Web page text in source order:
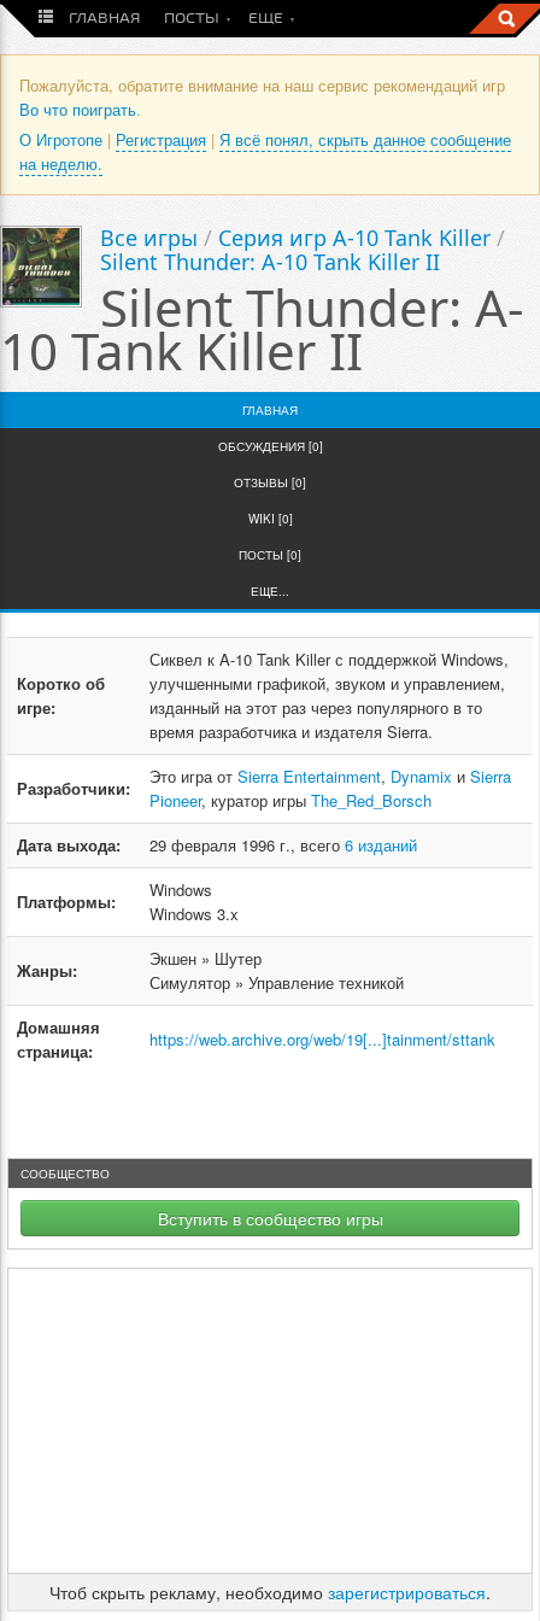
ГЛАВНАЯ ПОСТЫ ЕЩЕ
Пожалуйста, обратите внимание на наш сервис рекомендаций игр
Во что поиграть.
О Игротопе | Регистрация | Я всё понял, скрыть данное сообщение
на неделю.
Все игры / Серия игр A-10 Tank Killer/
Silent Thunder: A-10 Tank Killer II
Silent Thunder: A-
10 Tank Killer II
ГЛАВНАЯ
ОБСУЖДЕНИЯ [0]
ОТЗЫВЫ [0]
WIKI [0]
ПОСТЫ [0]
ЕЩЕ...
Коротко об
игре:
Сиквел к A-10 Tank Killer с поддержкой Windows,
улучшенными графикой, звуком и управлением,
изданный на этот раз через популярного в то
время разработчика и издателя Sierra.
Разработчики:
Это игра от Sierra Entertainment, Dynamix и Sierra
Pioneer, куратор игры The_Red_Borsch
Дата выхода:
29 февраля 1996 г., всего 6 изданий
Платформы:
Windows
Windows 3.x
Жанры:
Экшен » Шутер
Симулятор » Управление техникой
Домашняя
страница:
https://web.archive.org/web/19[...]tainment/sttank
СООБЩЕСТВО
Вступить в сообщество игры
Чтоб скрыть рекламу, необходимо зарегистрироваться.